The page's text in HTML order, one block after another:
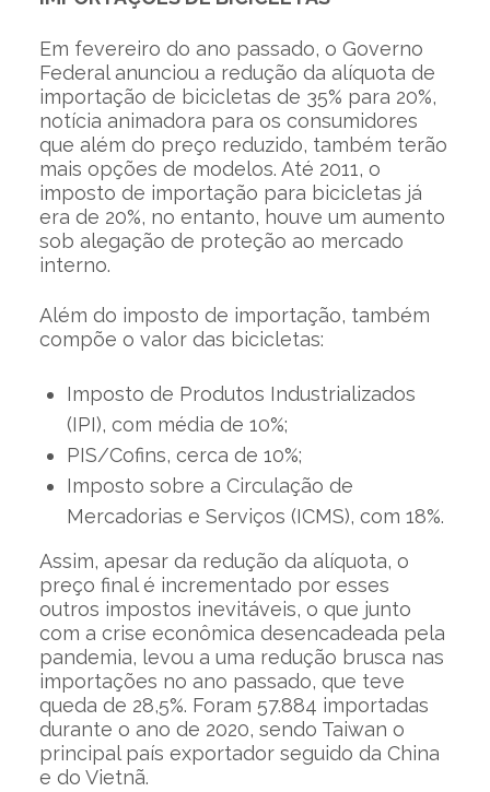
Em fevereiro do ano passado, o Governo
Federal anunciou a redução da alíquota de
importação de bicicletas de 35% para 20%,
notícia animadora para os consumidores
que além do preço reduzido, também terão
mais opções de modelos. Até 2011, o
imposto de importação para bicicletas já
era de 20%, no entanto, houve um aumento
sob alegação de proteção ao mercado
interno.
Além do imposto de importação, também
compõe o valor das bicicletas:
Imposto de Produtos Industrializados
(IPI), com média de 10%;
PIS/Cofins, cerca de 10%;
Imposto sobre a Circulação de
Mercadorias e Serviços (ICMS), com 18%.
Assim, apesar da redução da alíquota, o
preço final é incrementado por esses
outros impostos inevitáveis, o que junto
com a crise econômica desencadeada pela
pandemia, levou a uma redução brusca nas
importações no ano passado, que teve
queda de 28,5%. Foram 57.884 importadas
durante o ano de 2020, sendo Taiwan o
principal país exportador seguido da China
e do Vietnã.